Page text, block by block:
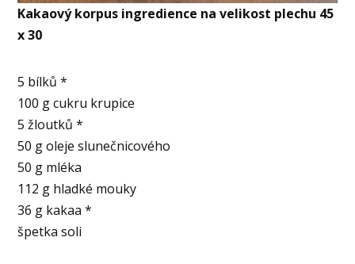
Kakaový korpus ingredience na velikost plechu 45
x 30
5 bílků *
100 g cukru krupice
5 žloutků *
50 g oleje slunečnicového
50 g mléka
112 g hladké mouky
36 g kakaa *
špetka soli